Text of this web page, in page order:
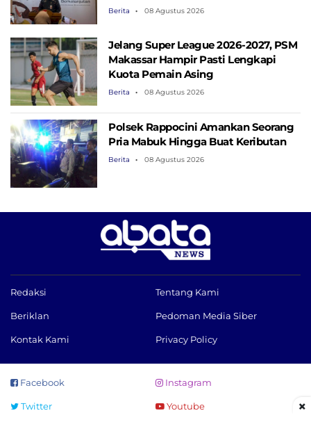
Berita 08 Agustus 2026
Jelang Super League 2026-2027, PSM
Makassar Hampir Pasti Lengkapi
Kuota Pemain Asing
Berita 08 Agustus 2026
Polsek Rappocini Amankan Seorang
Pria Mabuk Hingga Buat Keributan
Berita 08 Agustus 2026
Redaksi Tentang Kami
Beriklan Pedoman Media Siber
Kontak Kami Privacy Policy
Facebook Instagram
Twitter Youtube ×